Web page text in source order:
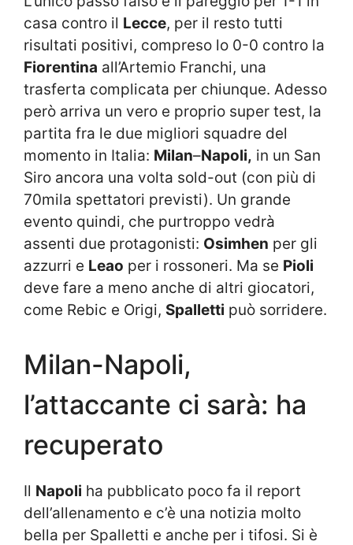
casa contro il Lecce, per il resto tutti
risultati positivi, compreso lo 0-0 contro la
Fiorentina all’Artemio Franchi, una
trasferta complicata per chiunque. Adesso
però arriva un vero e proprio super test, la
partita fra le due migliori squadre del
momento in Italia: Milan–Napoli, in un San
Siro ancora una volta sold-out (con più di
70mila spettatori previsti). Un grande
evento quindi, che purtroppo vedrà
assenti due protagonisti: Osimhen per gli
azzurri e Leao per i rossoneri. Ma se Pioli
deve fare a meno anche di altri giocatori,
come Rebic e Origi, Spalletti può sorridere.
Milan-Napoli,
l’attaccante ci sarà: ha
recuperato
Il Napoli ha pubblicato poco fa il report
dell’allenamento e c’è una notizia molto
bella per Spalletti e anche per i tifosi. Si è